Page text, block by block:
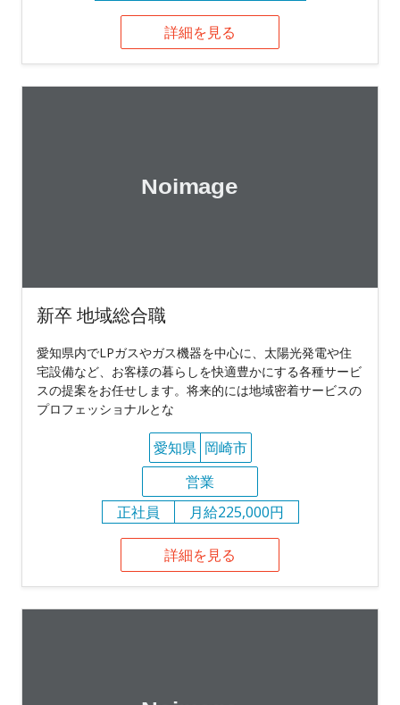
詳細を見る
新卒 地域総合職
愛知県内でLPガスやガス機器を中心に、太陽光発電や住
宅設備など、お客様の暮らしを快適豊かにする各種サービ
スの提案をお任せします。将来的には地域密着サービスの
プロフェッショナルとな
愛知県 岡崎市
営業
正社員
月給225,000円
詳細を見る